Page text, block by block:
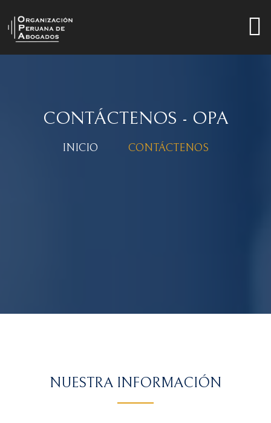
CONTÁCTENOS - OPA
INICIO CONTÁCTENOS
NUESTRA INFORMACIÓN